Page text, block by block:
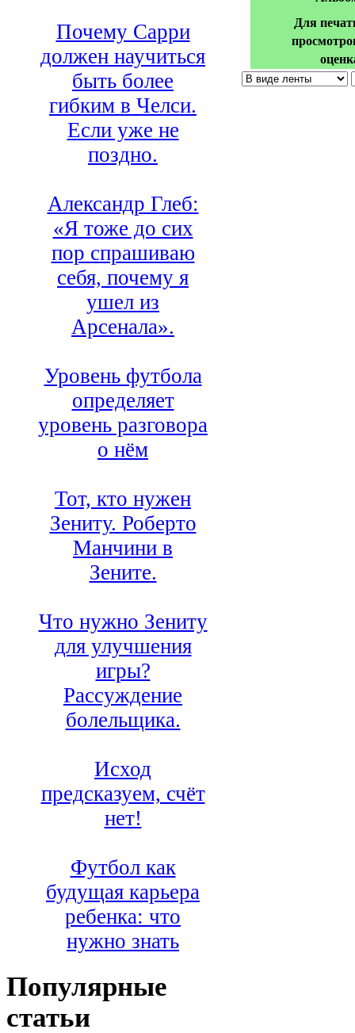
Почему Сарри
должен научиться
быть более
гибким в Челси.
Если уже не
поздно.
Александр Глеб:
«Я тоже до сих
пор спрашиваю
себя, почему я
ушел из
Арсенала».
Уровень футбола
определяет
уровень разговора
о нём
Тот, кто нужен
Зениту. Роберто
Манчини в
Зените.
Что нужно Зениту
для улучшения
игры?
Рассуждение
болельщика.
Исход
предсказуем, счёт
нет!
Футбол как
будущая карьера
ребенка: что
нужно знать
Популярные
статьи
Для